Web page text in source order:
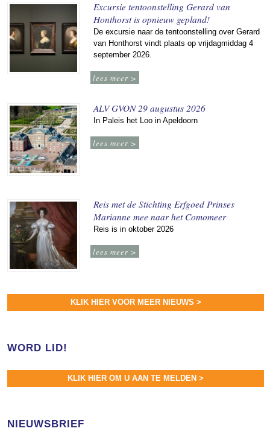
Excursie tentoonstelling Gerard van
Honthorst is opnieuw gepland!
De excursie naar de tentoonstelling over Gerard
van Honthorst vindt plaats op vrijdagmiddag 4
september 2026.
lees meer >
ALV GVON 29 augustus 2026
In Paleis het Loo in Apeldoorn
lees meer >
Reis met de Stichting Erfgoed Prinses
Marianne mee naar het Comomeer
Reis is in oktober 2026
lees meer >
KLIK HIER VOOR MEER NIEUWS >
WORD LID!
KLIK HIER OM U AAN TE MELDEN >
NIEUWSBRIEF